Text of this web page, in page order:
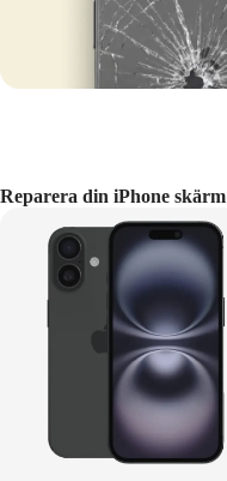
Reparera din iPhone skärm